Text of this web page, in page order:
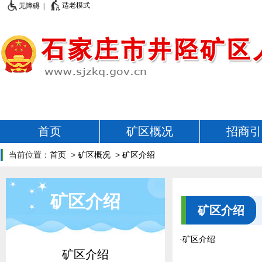
无障碍 | 适老模式
首页 矿区概况 招商
当前位置： 首页 > 矿区概况 > 矿区介绍
矿区介绍
矿区介绍
矿区介绍
·矿区介绍